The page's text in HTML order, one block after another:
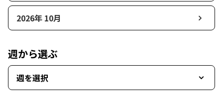
2026年 10月
週から選ぶ
週を選択